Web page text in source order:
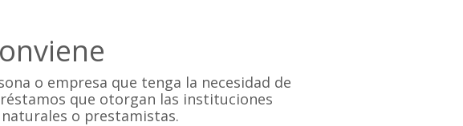
o empresa que tenga la necesidad de
que otorgan las instituciones
o prestamistas.